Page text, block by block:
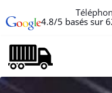
4.8/5 basés sur